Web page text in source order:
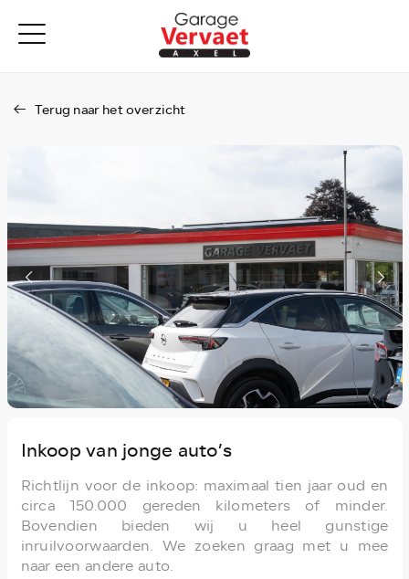
Terug naar het overzicht
Inkoop van jonge auto’s
Richtlijn voor de inkoop: maximaal tien jaar oud en
circa 150.000 gereden kilometers of minder.
Bovendien bieden wij u heel gunstige
inruilvoorwaarden. We zoeken graag met u mee
naar een andere auto.